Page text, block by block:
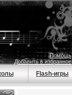
Помощь
Добавить в избранное
Flash-игры